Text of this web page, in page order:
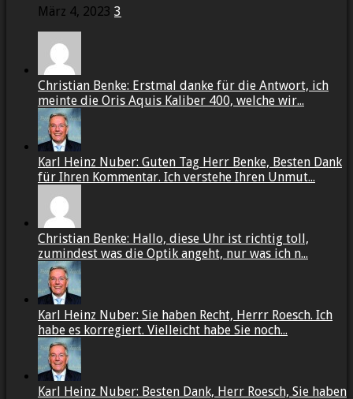
März 4, 2023 3
Christian Benke: Erstmal danke für die Antwort, ich
meinte die Oris Aquis Kaliber 400, welche wir...
Karl Heinz Nuber: Guten Tag Herr Benke, Besten Dank
für Ihren Kommentar. Ich verstehe Ihren Unmut...
Christian Benke: Hallo, diese Uhr ist richtig toll,
zumindest was die Optik angeht, nur was ich n...
Karl Heinz Nuber: Sie haben Recht, Herrr Roesch. Ich
habe es korregiert. Vielleicht habe Sie noch...
Karl Heinz Nuber: Besten Dank, Herr Roesch, Sie haben